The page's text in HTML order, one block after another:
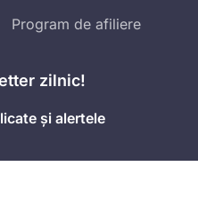
Program de afiliere
zilnic!
și alertele